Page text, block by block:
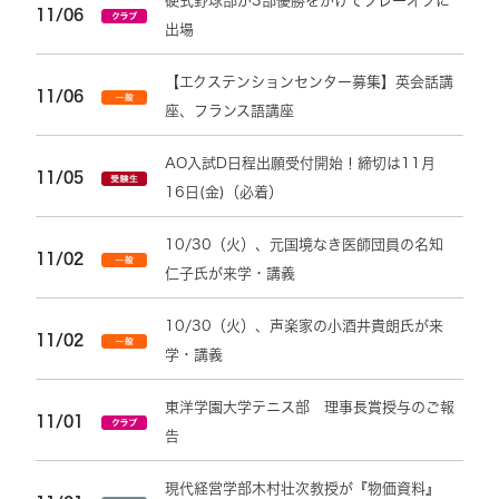
11/06
出場
11/06
【エクステンションセンター募集】英会話講
座、フランス語講座
11/05
AO入試D日程出願受付開始！締切は11月
16日(金)（必着）
11/02
10/30（火）、元国境なき医師団員の名知
仁子氏が来学・講義
11/02
10/30（火）、声楽家の小酒井貴朗氏が来
学・講義
11/01
東洋学園大学テニス部 理事長賞授与のご報
告
現代経営学部木村壮次教授が『物価資料』